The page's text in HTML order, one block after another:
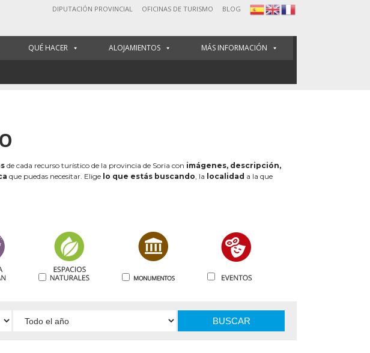
DIPUTACIÓN PROVINCIAL OFICINAS DE TURISMO BLOG
QUÉ HACER ALOJAMIENTOS MÁS INFORMACIÓN
de cada recurso turístico de la provincia de Soria con imágenes, descripción,
que puedas necesitar. Elige lo que estás buscando, la localidad a la que
BUSCAR